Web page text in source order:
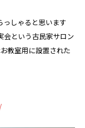
っしゃると思います
会という古民家サロン
教室用に設置された